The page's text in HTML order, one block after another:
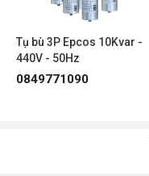
Tụ bù 3P Epcos 10Kvar -
440V - 50Hz
0849771090